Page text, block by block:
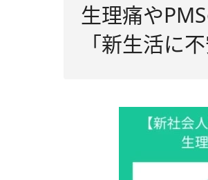
生理痛や
「新生活に不